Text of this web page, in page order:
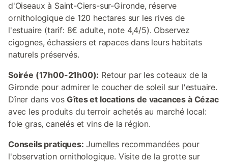
d'Oiseaux à Saint-Ciers-sur-Gironde, réserve
ornithologique de 120 hectares sur les rives de
l'estuaire (tarif: 8€ adulte, note 4,4/5). Observez
cigognes, échassiers et rapaces dans leurs habitats
naturels préservés.
Soirée (17h00-21h00): Retour par les coteaux de la
Gironde pour admirer le coucher de soleil sur l'estuaire.
Dîner dans vosGîtes et locations de vacances à Cézac
avec les produits du terroir achetés au marché local:
foie gras, canelés et vins de la région.
Conseils pratiques: Jumelles recommandées pour
l'observation ornithologique. Visite de la grotte sur